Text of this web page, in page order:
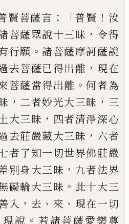
賢菩薩言 ：「普賢 ！ 汝
菩薩眾說十三昧 ， 令得
行願 。諸菩薩摩訶薩說
去菩薩已得出離 ， 現在
菩薩當得出離 。何者為
， 二者妙光大三昧 ， 三
大三昧 ， 四者清淨深心
去莊嚴藏大三昧 ， 六者
者了知一切世界佛莊嚴
別身大三昧 ， 九者法界
礙輪大三昧 。 此十大三
入 ， 去 、 來 、 現在一切
現說 。 若諸菩薩愛樂尊